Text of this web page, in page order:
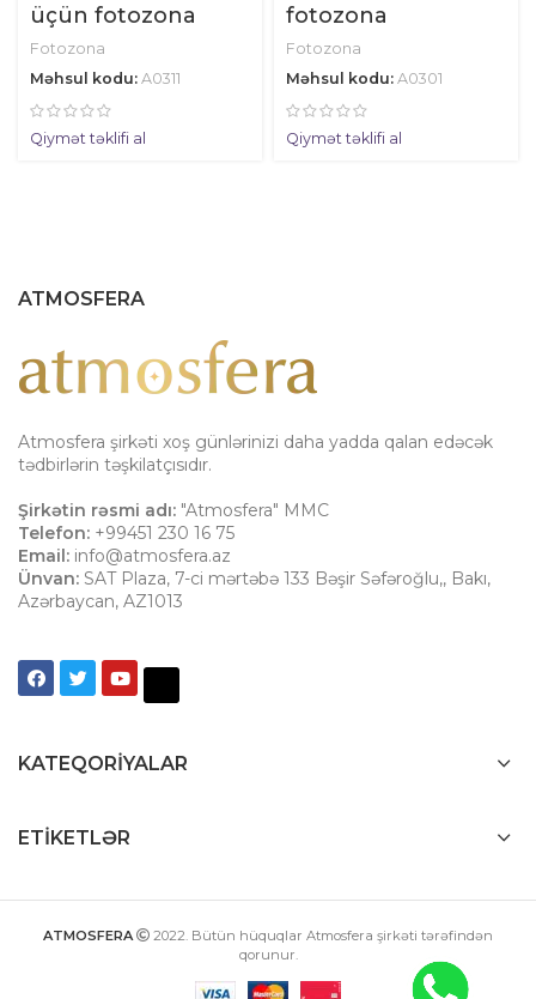
üçün fotozona
Fotozona
Məhsul kodu: A0311
Qiymət təklifi al
fotozona
Fotozona
Məhsul kodu: A0301
Qiymət təklifi al
ATMOSFERA
Atmosfera şirkəti xoş günlərinizi daha yadda qalan edəcək
tədbirlərin təşkilatçısıdır.
Şirkətin rəsmi adı: "Atmosfera" MMC
Telefon: +99451 230 16 75
Email: info@atmosfera.az
Ünvan: SAT Plaza, 7-ci mərtəbə 133 Bəşir Səfəroğlu,, Bakı,
Azərbaycan, AZ1013
KATEQORIYALAR
ETIKETLƏR
ATMOSFERA 2022 . Bütün hüquqlar Atmosfera şirkəti tərəfindən
qorunur.